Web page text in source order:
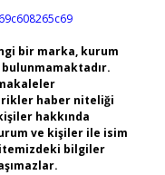
bir marka, kurum
haber niteliği
hakkında
ve kişiler ile isim
bilgiler